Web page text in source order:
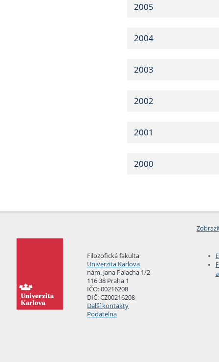
2005
2004
2003
2002
2001
2000
Filozofická fakulta
Univerzita Karlova
nám. Jana Palacha 1/2
116 38 Praha 1
IČO: 00216208
DIČ: CZ00216208
Další kontakty
Podatelna